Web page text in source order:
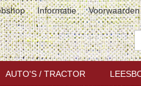
Informatie Voorwaarden
AUTO'S / TRACTOR